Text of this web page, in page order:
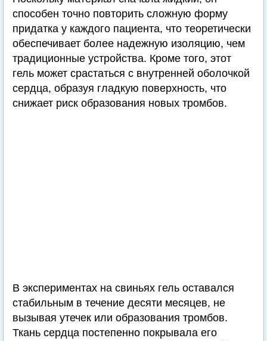
способен точно повторить сложную форму
придатка у каждого пациента, что теоретически
обеспечивает более надежную изоляцию, чем
традиционные устройства. Кроме того, этот
гель может срастаться с внутренней оболочкой
сердца, образуя гладкую поверхность, что
снижает риск образования новых тромбов.
В экспериментах на свиньях гель оставался
стабильным в течение десяти месяцев, не
вызывая утечек или образования тромбов.
Ткань сердца постепенно покрывала его